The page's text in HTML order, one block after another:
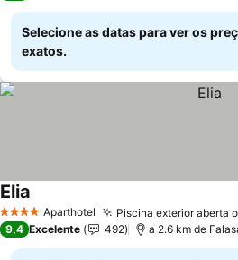
Selecione as datas para ver os
exatos.
4 EstrelasAparthotel Piscina exterior aberta
Elia
9,4 Excelente 492 a 2.6 km de